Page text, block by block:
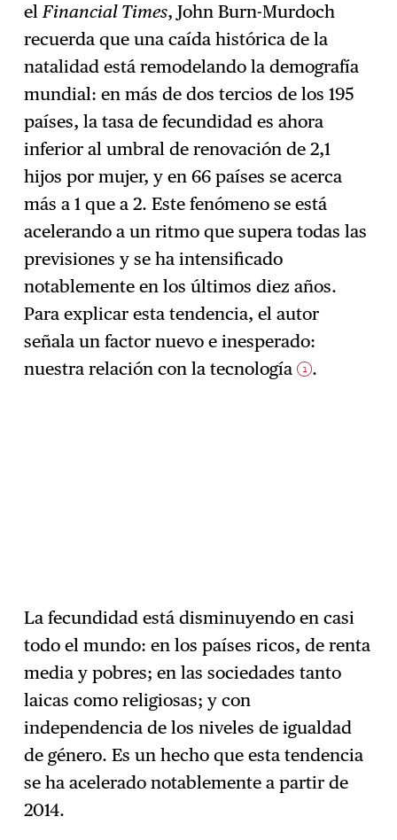
→ Suscríbase
elFinancial Times, John Burn-Murdoch
recuerda que una caída histórica de la
natalidad está remodelando la demografía
mundial: en más de dos tercios de los 195
países, la tasa de fecundidad es ahora
inferior al umbral de renovación de 2,1
hijos por mujer, y en 66 países se acerca
más a 1 que a 2. Este fenómeno se está
acelerando a un ritmo que supera todas las
previsiones y se ha intensificado
notablemente en los últimos diez años.
Para explicar esta tendencia, el autor
señala un factor nuevo e inesperado:
nuestra relación con la tecnología 1 .
La fecundidad está disminuyendo en casi
todo el mundo: en los países ricos, de renta
media y pobres; en las sociedades tanto
laicas como religiosas; y con
independencia de los niveles de igualdad
de género. Es un hecho que esta tendencia
se ha acelerado notablemente a partir de
2014.